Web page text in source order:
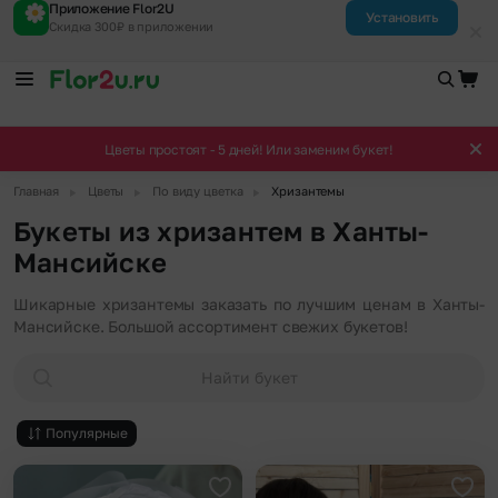
Приложение Flor2U
Скидка 300₽ в приложении
Установить
Цветы простоят - 5 дней! Или заменим букет!
Главная Цветы По виду цветка Хризантемы
Букеты из хризантем в Ханты-
Мансийске
Шикарные хризантемы заказать по лучшим ценам в Ханты-
Мансийске. Большой ассортимент свежих букетов!
Найти букет
Популярные